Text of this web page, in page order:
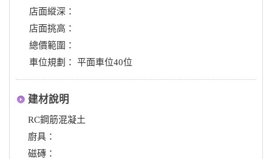
店面縱深：
店面挑高：
總價範圍：
車位規劃： 平面車位40位
建材說明
RC鋼筋混凝土
廚具：
磁磚：